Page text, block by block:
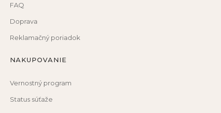
FAQ
Doprava
Reklamačný poriadok
NAKUPOVANIE
Vernostný program
Status súťaže